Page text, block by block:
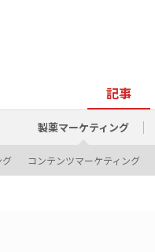
記事
製薬マーケティング
コンテンツマーケティング